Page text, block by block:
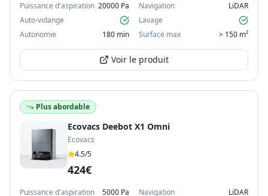
Puissance d'aspiration 20000 Pa Navigation
LiDAR
Auto-vidange
Lavage
Autonomie
180 min Surface max > 150 m²
Voir le produit
Plus abordable
Ecovacs Deebot X1 Omni
Ecovacs
4.5/5
424€
Puissance d'aspiration 5000 Pa Navigation
LiDAR